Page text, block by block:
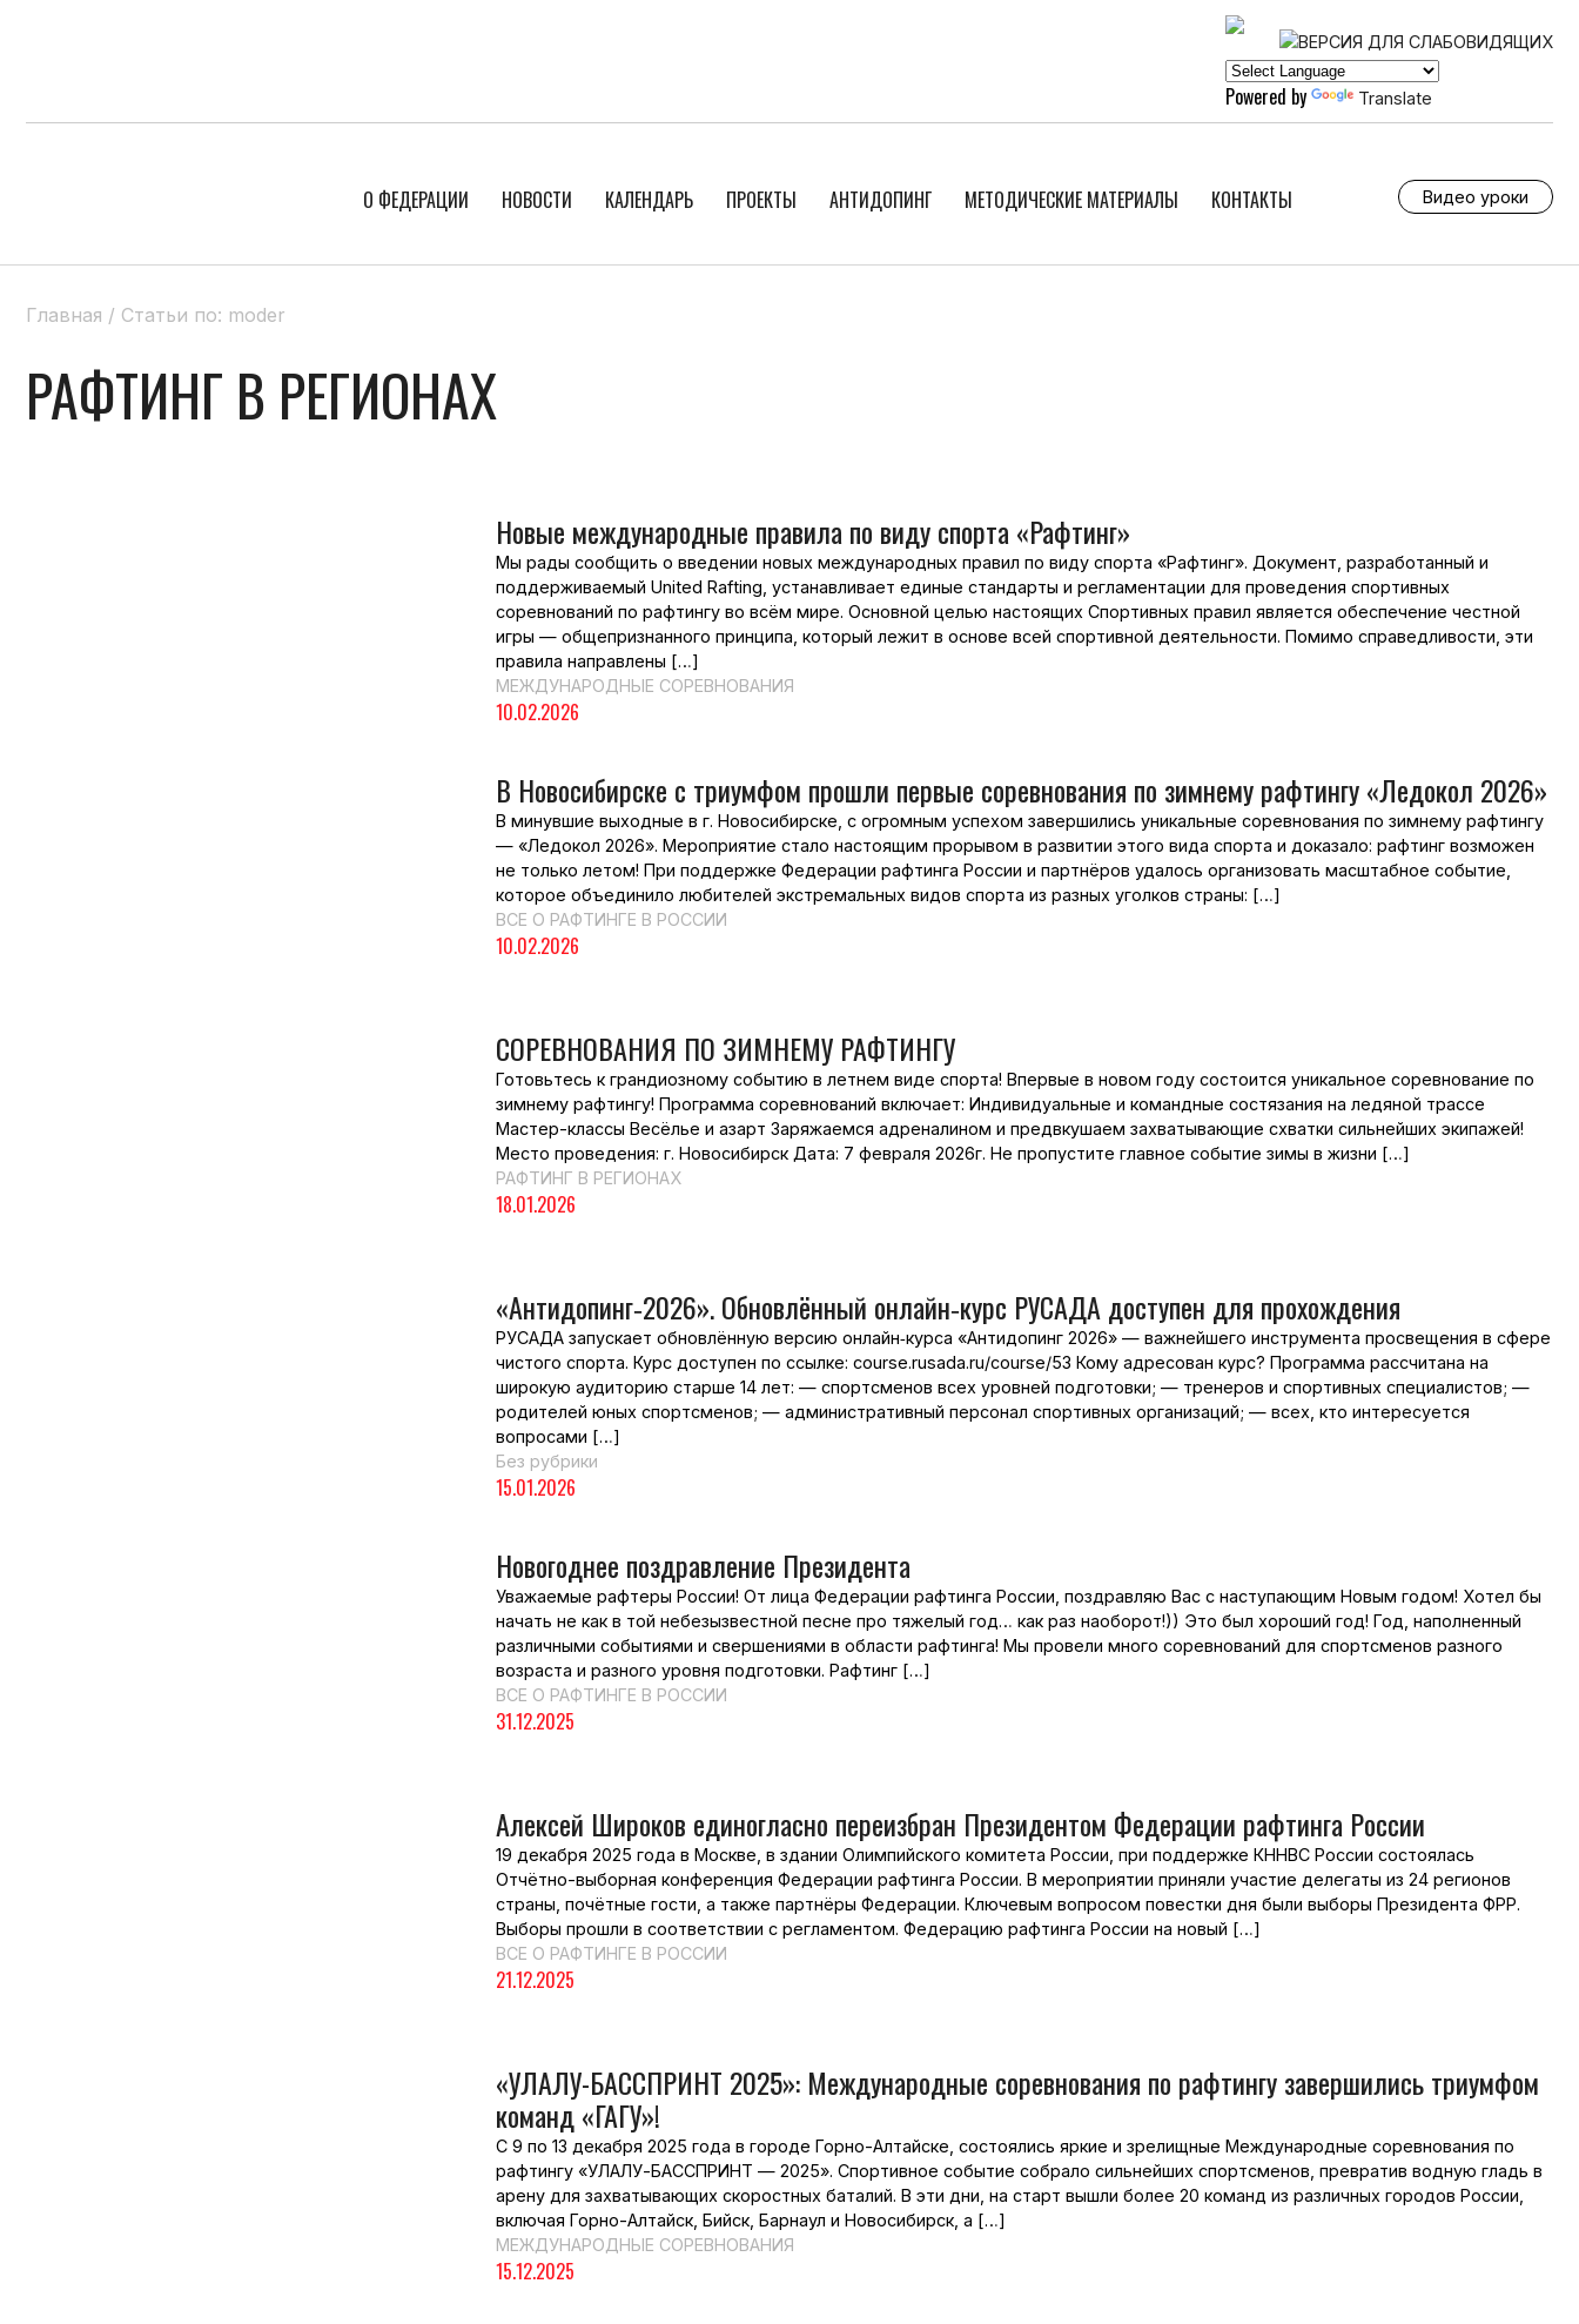
Powered by Translate
О ФЕДЕРАЦИИ НОВОСТИ КАЛЕНДАРЬ ПРОЕКТЫ АНТИДОПИНГ МЕТОДИЧЕСКИЕ МАТЕРИАЛЫ КОНТАКТЫ Видео уроки
Главная / Статьи по: moder
РАФТИНГ В РЕГИОНАХ
Новые международные правила по виду спорта «Рафтинг»
Мы рады сообщить о введении новых международных правил по виду спорта «Рафтинг». Документ, разработанный и
поддерживаемый United Rafting, устанавливает единые стандарты и регламентации для проведения спортивных
соревнований по рафтингу во всём мире. Основной целью настоящих Спортивных правил является обеспечение честной
игры — общепризнанного принципа, который лежит в основе всей спортивной деятельности. Помимо справедливости, эти
правила направлены […]
МЕЖДУНАРОДНЫЕ СОРЕВНОВАНИЯ
10.02.2026
В Новосибирске с триумфом прошли первые соревнования по зимнему рафтингу «Ледокол 2026»
В минувшие выходные в г. Новосибирске, с огромным успехом завершились уникальные соревнования по зимнему рафтингу
— «Ледокол 2026». Мероприятие стало настоящим прорывом в развитии этого вида спорта и доказало: рафтинг возможен
не только летом! При поддержке Федерации рафтинга России и партнёров удалось организовать масштабное событие,
которое объединило любителей экстремальных видов спорта из разных уголков страны: […]
ВСЕ О РАФТИНГЕ В РОССИИ
10.02.2026
СОРЕВНОВАНИЯ ПО ЗИМНЕМУ РАФТИНГУ
Готовьтесь к грандиозному событию в летнем виде спорта! Впервые в новом году состоится уникальное соревнование по
зимнему рафтингу! Программа соревнований включает: Индивидуальные и командные состязания на ледяной трассе
Мастер-классы Весёлье и азарт Заряжаемся адреналином и предвкушаем захватывающие схватки сильнейших экипажей!
Место проведения: г. Новосибирск Дата: 7 февраля 2026г. Не пропустите главное событие зимы в жизни […]
РАФТИНГ В РЕГИОНАХ
18.01.2026
«Антидопинг‑2026». Обновлённый онлайн‑курс РУСАДА доступен для прохождения
РУСАДА запускает обновлённую версию онлайн‑курса «Антидопинг 2026» — важнейшего инструмента просвещения в сфере
чистого спорта. Курс доступен по ссылке: course.rusada.ru/course/53 Кому адресован курс? Программа рассчитана на
широкую аудиторию старше 14 лет: — спортсменов всех уровней подготовки; — тренеров и спортивных специалистов; —
родителей юных спортсменов; — административный персонал спортивных организаций; — всех, кто интересуется
вопросами […]
Без рубрики
15.01.2026
Новогоднее поздравление Президента
Уважаемые рафтеры России! От лица Федерации рафтинга России, поздравляю Вас с наступающим Новым годом! Хотел бы
начать не как в той небезызвестной песне про тяжелый год… как раз наоборот!)) Это был хороший год! Год, наполненный
различными событиями и свершениями в области рафтинга! Мы провели много соревнований для спортсменов разного
возраста и разного уровня подготовки. Рафтинг […]
ВСЕ О РАФТИНГЕ В РОССИИ
31.12.2025
Алексей Широков единогласно переизбран Президентом Федерации рафтинга России
19 декабря 2025 года в Москве, в здании Олимпийского комитета России, при поддержке КННВС России состоялась
Отчётно-выборная конференция Федерации рафтинга России. В мероприятии приняли участие делегаты из 24 регионов
страны, почётные гости, а также партнёры Федерации. Ключевым вопросом повестки дня были выборы Президента ФРР.
Выборы прошли в соответствии с регламентом. Федерацию рафтинга России на новый […]
ВСЕ О РАФТИНГЕ В РОССИИ
21.12.2025
«УЛАЛУ-БАССПРИНТ 2025»: Международные соревнования по рафтингу завершились триумфом
команд «ГАГУ»!
С 9 по 13 декабря 2025 года в городе Горно-Алтайске, состоялись яркие и зрелищные Международные соревнования по
рафтингу «УЛАЛУ-БАССПРИНТ — 2025». Спортивное событие собрало сильнейших спортсменов, превратив водную гладь в
арену для захватывающих скоростных баталий. В эти дни, на старт вышли более 20 команд из различных городов России,
включая Горно-Алтайск, Бийск, Барнаул и Новосибирск, а […]
МЕЖДУНАРОДНЫЕ СОРЕВНОВАНИЯ
15.12.2025